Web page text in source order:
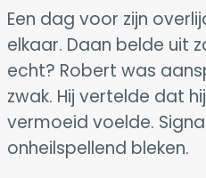
Een dag voor zijn
elkaar. Daan belde uit
echt? Robert was
zwak. Hij vertelde dat
vermoeid voelde.
onheilspellend bleken.